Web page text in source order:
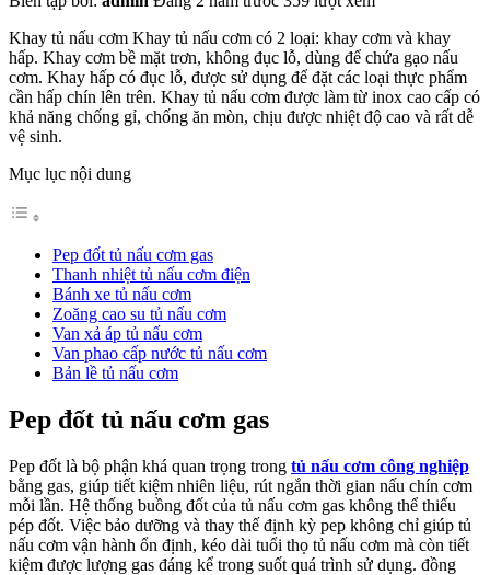
Khay tủ nấu cơm Khay tủ nấu cơm có 2 loại: khay cơm và khay
hấp. Khay cơm bề mặt trơn, không đục lỗ, dùng để chứa gạo nấu
cơm. Khay hấp có đục lỗ, được sử dụng để đặt các loại thực phẩm
cần hấp chín lên trên. Khay tủ nấu cơm được làm từ inox cao cấp có
khả năng chống gỉ, chống ăn mòn, chịu được nhiệt độ cao và rất dễ
vệ sinh.
Mục lục nội dung
Pep đốt tủ nấu cơm gas
Thanh nhiệt tủ nấu cơm điện
Bánh xe tủ nấu cơm
Zoăng cao su tủ nấu cơm
Van xả áp tủ nấu cơm
Van phao cấp nước tủ nấu cơm
Bản lề tủ nấu cơm
Pep đốt tủ nấu cơm gas
Pep đốt là bộ phận khá quan trọng trong tủ nấu cơm công nghiệp
bằng gas, giúp tiết kiệm nhiên liệu, rút ngắn thời gian nấu chín cơm
mỗi lần. Hệ thống buồng đốt của tủ nấu cơm gas không thể thiếu
pép đốt. Việc bảo dưỡng và thay thế định kỳ pep không chỉ giúp tủ
nấu cơm vận hành ổn định, kéo dài tuổi thọ tủ nấu cơm mà còn tiết
kiệm được lượng gas đáng kể trong suốt quá trình sử dụng. đồng